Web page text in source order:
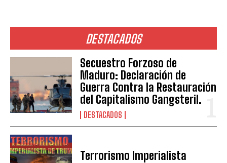
DESTACADOS
Secuestro Forzoso de
Maduro: Declaración de
Guerra Contra la Restauración
del Capitalismo Gangsteril.
DESTACADOS
Terrorismo Imperialista